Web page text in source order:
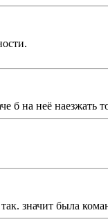
б на неё наезжать
значит была